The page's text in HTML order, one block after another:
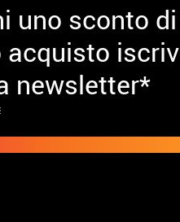
uno sconto
acquisto
newsletter*